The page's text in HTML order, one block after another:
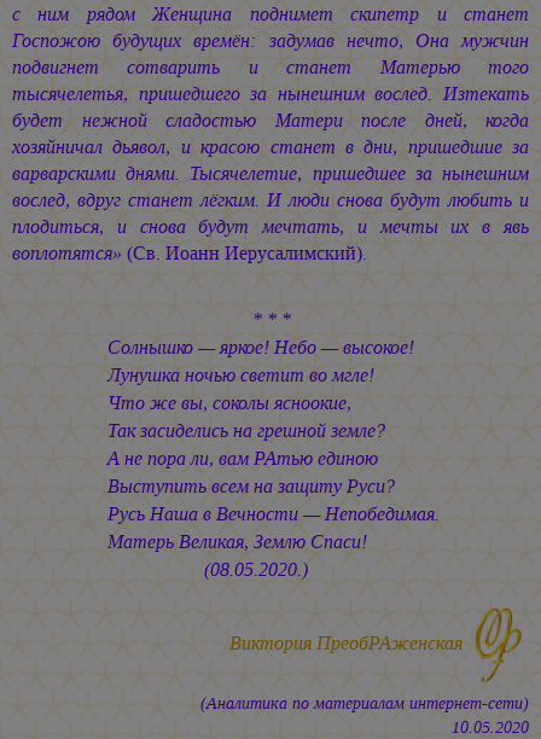
с ним рядом Женщина поднимет скипетр и станет
Госпожою будущих времён: задумав нечто, Она мужчин
подвигнет сотварить и станет Матерью того
тысячелетья, пришедшего за нынешним вослед. Изтекать
будет нежной сладостью Матери после дней, когда
хозяйничал дьявол, и красою станет в дни, пришедшие за
варварскими днями. Тысячелетие, пришедшее за нынешним
вослед, вдруг станет лёгким. И люди снова будут любить и
плодиться, и снова будут мечтать, и мечты их в явь
воплотятся» (Св. Иоанн Иерусалимский).
* * *
Солнышко — яркое! Небо — высокое!
Лунушка ночью светит во мгле!
Что же вы, соколы ясноокие,
Так засиделись на грешной земле?
А не пора ли, вам РАтью единою
Выступить всем на защиту Руси?
Русь Наша в Вечности — Непобедимая.
Матерь Великая, Землю Спаси!
(08.05.2020.)
Виктория ПреобРАженская
(Аналитика по материалам интернет-сети)
10.05.2020